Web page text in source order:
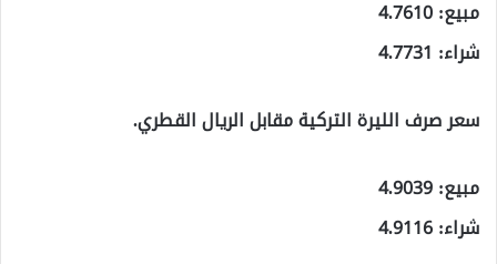
مبيع: 4.7610
شراء: 4.7731
سعر صرف الليرة التركية مقابل الريال القطري.
مبيع: 4.9039
شراء: 4.9116